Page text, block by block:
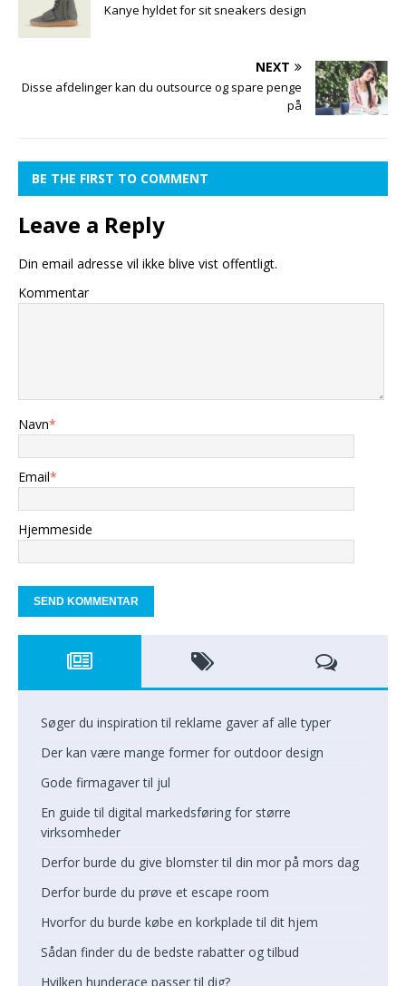
Kanye hyldet for sit sneakers design
NEXT
Disse afdelinger kan du outsource og spare penge
på
BE THE FIRST TO COMMENT
Leave a Reply
Din email adresse vil ikke blive vist offentligt.
Kommentar
Navn*
Email*
Hjemmeside
Søger du inspiration til reklame gaver af alle typer
Der kan være mange former for outdoor design
Gode firmagaver til jul
En guide til digital markedsføring for større
virksomheder
Derfor burde du give blomster til din mor på mors dag
Derfor burde du prøve et escape room
Hvorfor du burde købe en korkplade til dit hjem
Sådan finder du de bedste rabatter og tilbud
Hvilken hunderace passer til dig?